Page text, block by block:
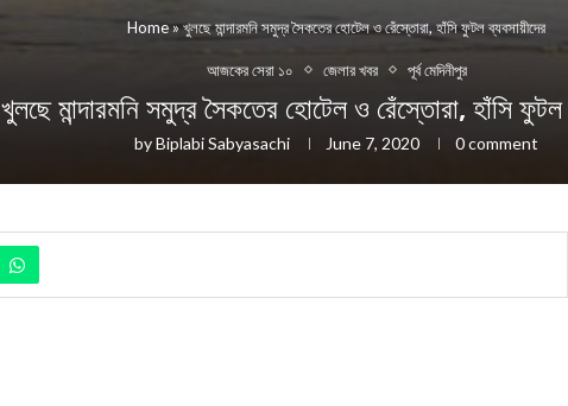
Home»খুলছে মান্দারমনি সমুদ্র সৈকতের হোটেল ও রেঁস্তোরা, হাঁসি ফুটল ব্যবসায়ীদের
আজকের সেরা ১০ জেলার খবর পূর্ব মেদিনীপুর
খুলছে মান্দারমনি সমুদ্র সৈকতের হোটেল ও রেঁস্তোরা, হাঁসি ফুটল
byBiplabi Sabyasachi June 7, 2020 0 comment